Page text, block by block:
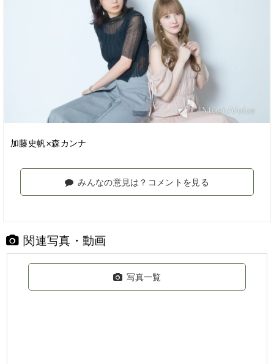
加藤史帆×森カンナ
みんなの意見は？コメントを見る
関連写真・動画
写真一覧